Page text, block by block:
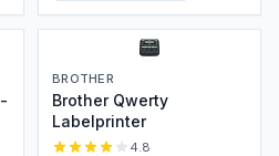
BROTHER
Brother Qwerty
Labelprinter
4.8